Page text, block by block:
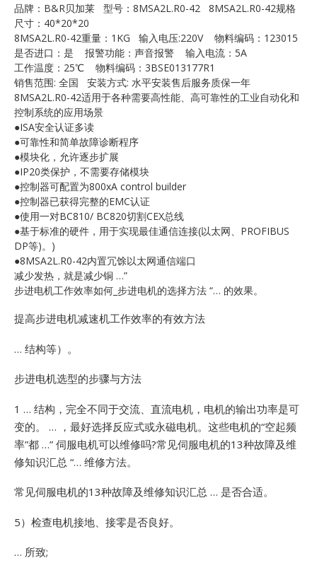
品牌：B&R贝加莱 型号：8MSA2L.R0-42 8MSA2L.R0-42规格
尺寸：40*20*20
8MSA2L.R0-42重量：1KG 输入电压:220V 物料编码：123015
是否进口：是 报警功能：声音报警 输入电流：5A
工作温度：25℃ 物料编码：3BSE013177R1
销售范围: 全国 安装方式: 水平安装售后服务质保一年
8MSA2L.R0-42适用于各种需要高性能、高可靠性的工业自动化和
控制系统的应用场景
●ISA安全认证多读
●可靠性和简单故障诊断程序
●模块化，允许逐步扩展
●IP20类保护，不需要存储模块
●控制器可配置为800xA control builder
●控制器已获得完整的EMC认证
●使用一对BC810/ BC820切割CEX总线
●基于标准的硬件，用于实现最佳通信连接(以太网、PROFIBUS
DP等)。)
●8MSA2L.R0-42内置冗馀以太网通信端口
减少发热，就是减少铜 …”
步进电机工作效率如何_步进电机的选择方法 “… 的效果。
提高步进电机减速机工作效率的有效方法
… 结构等）。
步进电机选型的步骤与方法
1 … 结构，完全不同于交流、直流电机，电机的输出功率是可
变的。 … ，最好选择反应式或永磁电机。这些电机的“空起频
率”都 …” 伺服电机可以维修吗?常见伺服电机的13种故障及维
修知识汇总 “… 维修方法。
常见伺服电机的13种故障及维修知识汇总 … 是否合适。
5）检查电机接地、接零是否良好。
… 所致;